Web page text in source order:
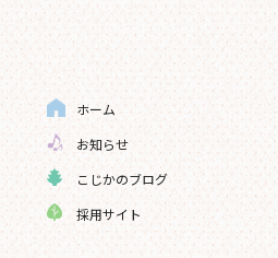
ホーム
お知らせ
こじかのブログ
採用サイト